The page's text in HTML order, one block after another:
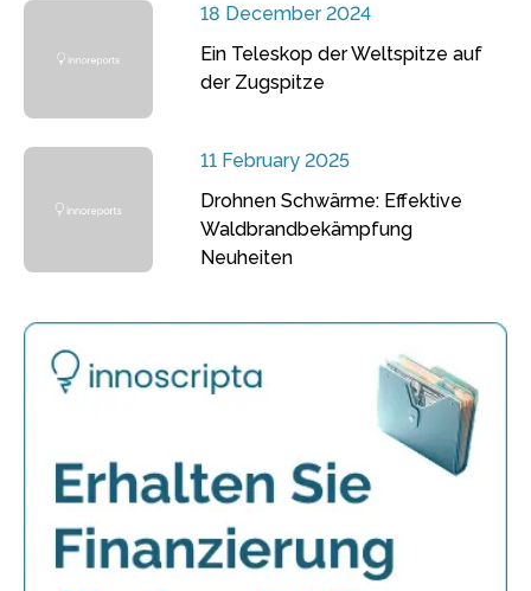
18 December 2024
Ein Teleskop der Weltspitze auf
der Zugspitze
11 February 2025
Drohnen Schwärme: Effektive
Waldbrandbekämpfung
Neuheiten